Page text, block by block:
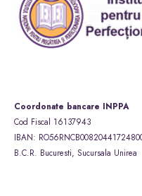
Coordonate bancare INPPA
Cod Fiscal 16137943
IBAN:
B.C.R. Bucuresti, Sucursala Unirea